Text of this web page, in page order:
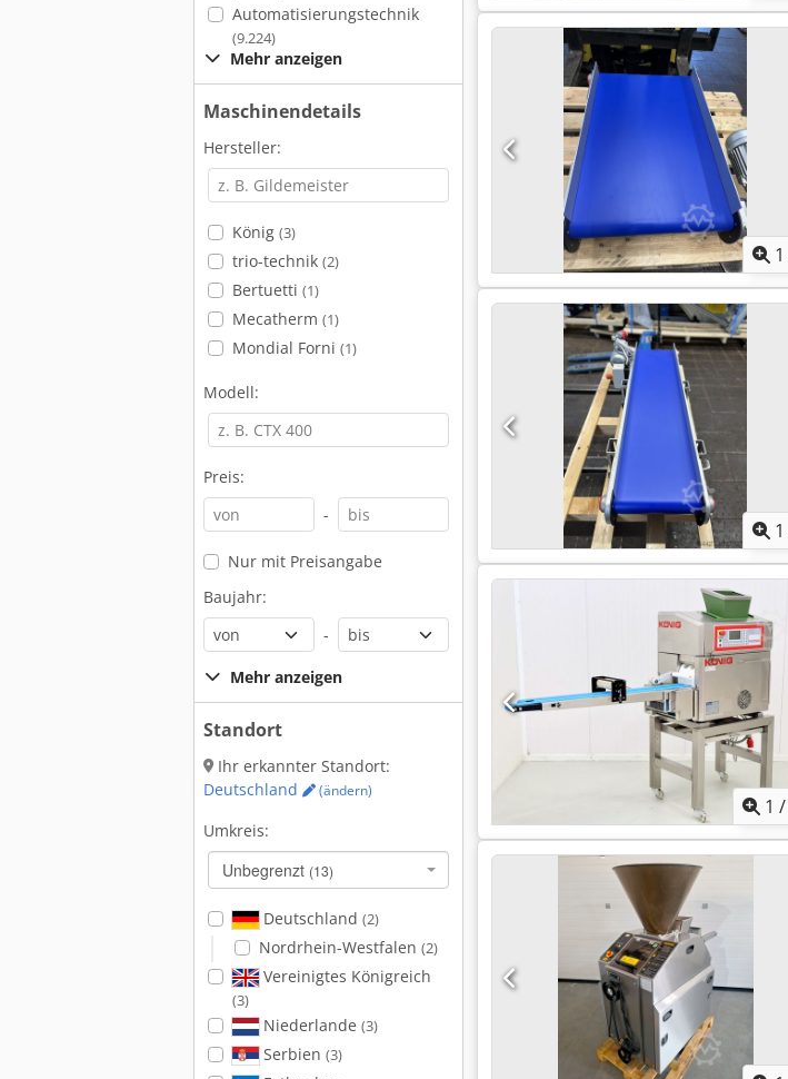
Automatisierungstechnik
(9.224)
Mehr anzeigen
Maschinendetails
Hersteller:
König (3)
trio-technik (2)
Bertuetti (1)
Mecatherm (1)
Mondial Forni (1)
Modell:
Preis:
-
Nur mit Preisangabe
Baujahr:
-
Mehr anzeigen
Standort
Ihr erkannter Standort:
Deutschland
(ändern)
Umkreis:
Unbegrenzt (13)
Deutschland (2)
Nordrhein-Westfalen (2)
Vereinigtes Königreich
(3)
Niederlande (3)
Serbien (3)
1
1
1 /